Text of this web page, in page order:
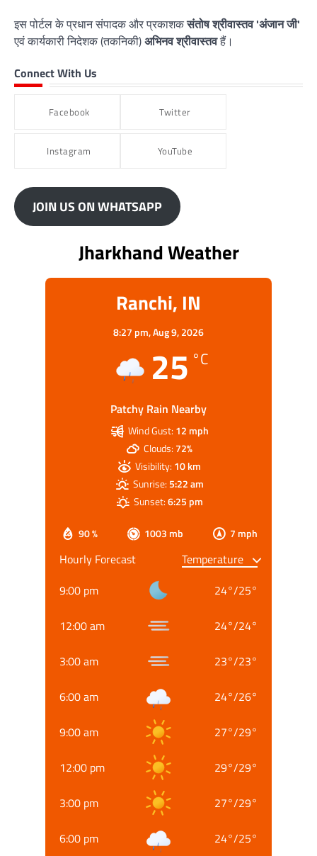
इस पोर्टल के प्रधान संपादक और प्रकाशकसंतोष श्रीवास्तव 'अंजान जी'
एवं कार्यकारी निदेशक (तकनिकी)अभिनव श्रीवास्तवहैं।
Connect With Us
Facebook Twitter
Instagram YouTube
JOIN US ON WHATSAPP
Jharkhand Weather
Ranchi, IN
8:27 pm,Aug 9, 2026
25 °C
Patchy Rain Nearby
90 % 1003 mb 7 mph
Wind Gust: 12 mph
Clouds:72%
Visibility:10 km
Sunrise:5:22 am
Sunset:6:25 pm
Hourly Forecast
9:00 pm
24°/25°
12:00 am 24°/24°
3:00 am 23°/23°
6:00 am 24°/26°
9:00 am 27°/29°
12:00 pm 29°/29°
3:00 pm 27°/29°
6:00 pm 24°/25°